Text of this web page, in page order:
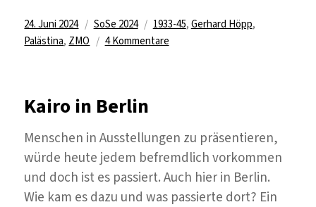
Veröffentlicht
am
24. Juni 2024 Kategorien
SoSe 2024 Schlagwörter
1933-45, Gerhard Höpp,
Palästina, ZMO 4 Kommentarezu
Kairo in Berlin
Menschen in Ausstellungen zu präsentieren,
würde heute jedem befremdlich vorkommen
und doch ist es passiert. Auch hier in Berlin.
Wie kam es dazu und was passierte dort? Ein